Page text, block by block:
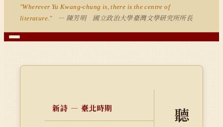
"Wherever Yu Kwang-chung is, there is the centre of
literature."
— 陳芳明 國立政治大學臺灣文學研究所所長
新詩 — 臺北時期
聽